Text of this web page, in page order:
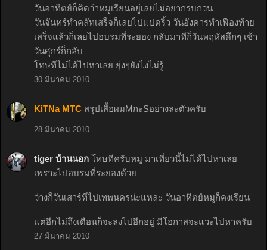
วันอาทิตย์ก็คิดว่าหมูเรียนอยู่เลยไม่อยากรบกวน
วันจันทร์ทำคลัทเสร็จก็เลยไปแปดริ้ว วันอังคารทำเฟืองท้าย
เสร็จแล้วก็เลยไปอบรมที่ระยอง กลับมาทีก็วันพฤหัสดึกๆ เช้า
วันศุกร์ก็กลับ
โทษทีไม่ได้ไปหาเลย ยุ่งๆยังไงไม่รู้
30 มีนาคม 2010
KiTNa MTC สรุปเสื้อผมMกะSอย่างละตัวครับ
28 มีนาคม 2010
tiger บ้านนอก โทษทีครับหมู มาเที่ยวนี้ไม่ได้ไปหาเลย
เพราะไปอบรมที่ระยองด้วย
ว่างก็วันเสาร์ที่ไปเทพนครน่ะแหละ วันอาทิตย์หมูก็คงเรียน
แต่อีกไม่ถึงเดือนก็จะลงไปอีกอยู่ มีโอกาสจะแวะไปหาครับ
27 มีนาคม 2010